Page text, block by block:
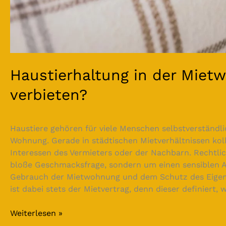
Haustierhaltung in der
verbieten?
Haustiere gehören für viele Menschen
Wohnung. Gerade in städtischen Mietverhältnissen
Interessen des Vermieters oder der Nachbarn.
bloße Geschmacksfrage, sondern um einen sensiblen
Gebrauch der Mietwohnung und dem Schutz des
ist dabei stets der Mietvertrag, denn dieser definiert,
Weiterlesen »